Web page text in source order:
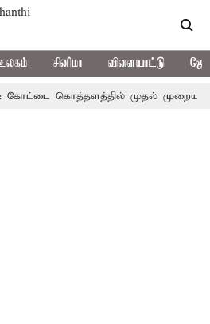
சினிமா விளையாட்டு
கொத்தளத்தில் முதல் முறையாக